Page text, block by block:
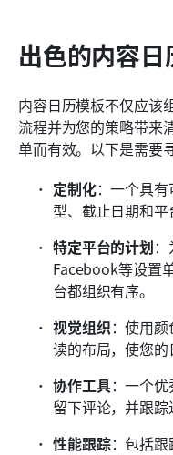
出色的内容
内容日历模板不仅应
流程并为您的策略带来
单而有效。以下是需要
定制化：一个具
型、截止日期和平
特定平台的计划
Facebook等设置
台都组织有序。
视觉组织：使用
读的布局，使您的
协作工具：一个优
留下评论，并跟
性能跟踪：包括